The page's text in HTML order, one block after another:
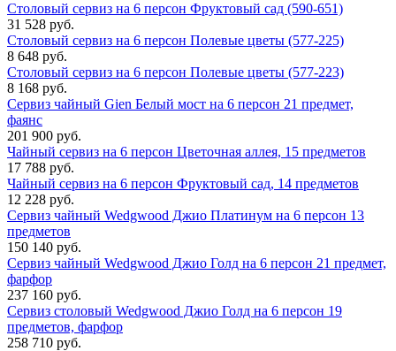
Столовый сервиз на 6 персон Фруктовый сад (590-651)
31 528 руб.
Столовый сервиз на 6 персон Полевые цветы (577-225)
8 648 руб.
Столовый сервиз на 6 персон Полевые цветы (577-223)
8 168 руб.
Сервиз чайный Gien Белый мост на 6 персон 21 предмет,
фаянс
201 900 руб.
Чайный сервиз на 6 персон Цветочная аллея, 15 предметов
17 788 руб.
Чайный сервиз на 6 персон Фруктовый сад, 14 предметов
12 228 руб.
Сервиз чайный Wedgwood Джио Платинум на 6 персон 13
предметов
150 140 руб.
Сервиз чайный Wedgwood Джио Голд на 6 персон 21 предмет,
фарфор
237 160 руб.
Сервиз столовый Wedgwood Джио Голд на 6 персон 19
предметов, фарфор
258 710 руб.